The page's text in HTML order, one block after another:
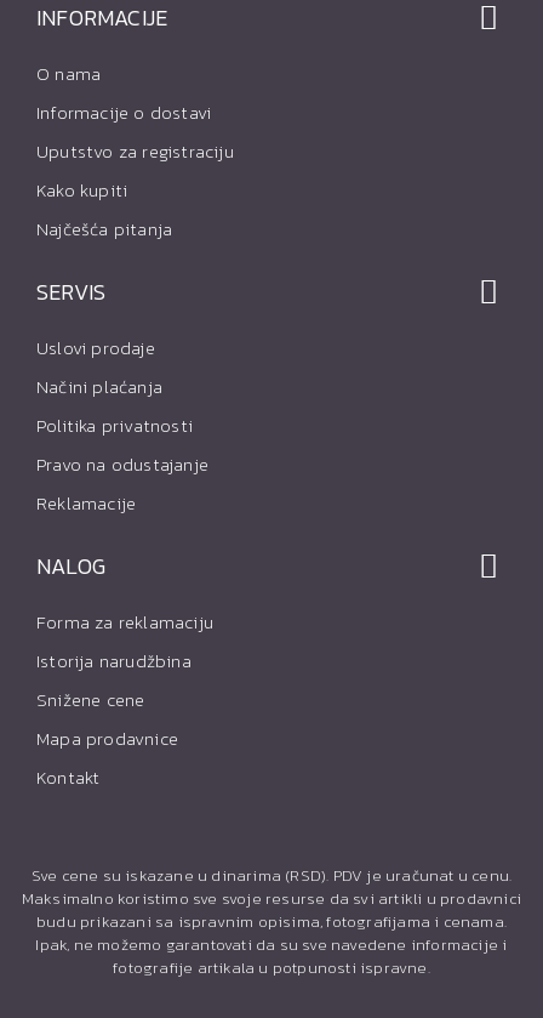
INFORMACIJE
O nama
Informacije o dostavi
Uputstvo za registraciju
Kako kupiti
Najčešća pitanja
SERVIS
Uslovi prodaje
Načini plaćanja
Politika privatnosti
Pravo na odustajanje
Reklamacije
NALOG
Forma za reklamaciju
Istorija narudžbina
Snižene cene
Mapa prodavnice
Kontakt
Sve cene su iskazane u dinarima (RSD). PDV je uračunat u cenu.
Maksimalno koristimo sve svoje resurse da svi artikli u prodavnici
budu prikazani sa ispravnim opisima, fotografijama i cenama.
Ipak, ne možemo garantovati da su sve navedene informacije i
fotografije artikala u potpunosti ispravne.